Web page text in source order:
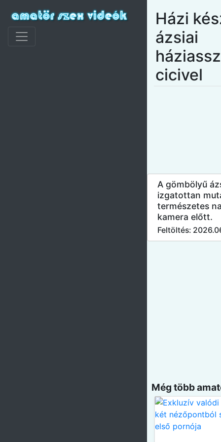
Házi
ázsiai
cicivel
A gömbölyű
izgatottan
természetes
kamera előtt.
Feltöltés:
Még több